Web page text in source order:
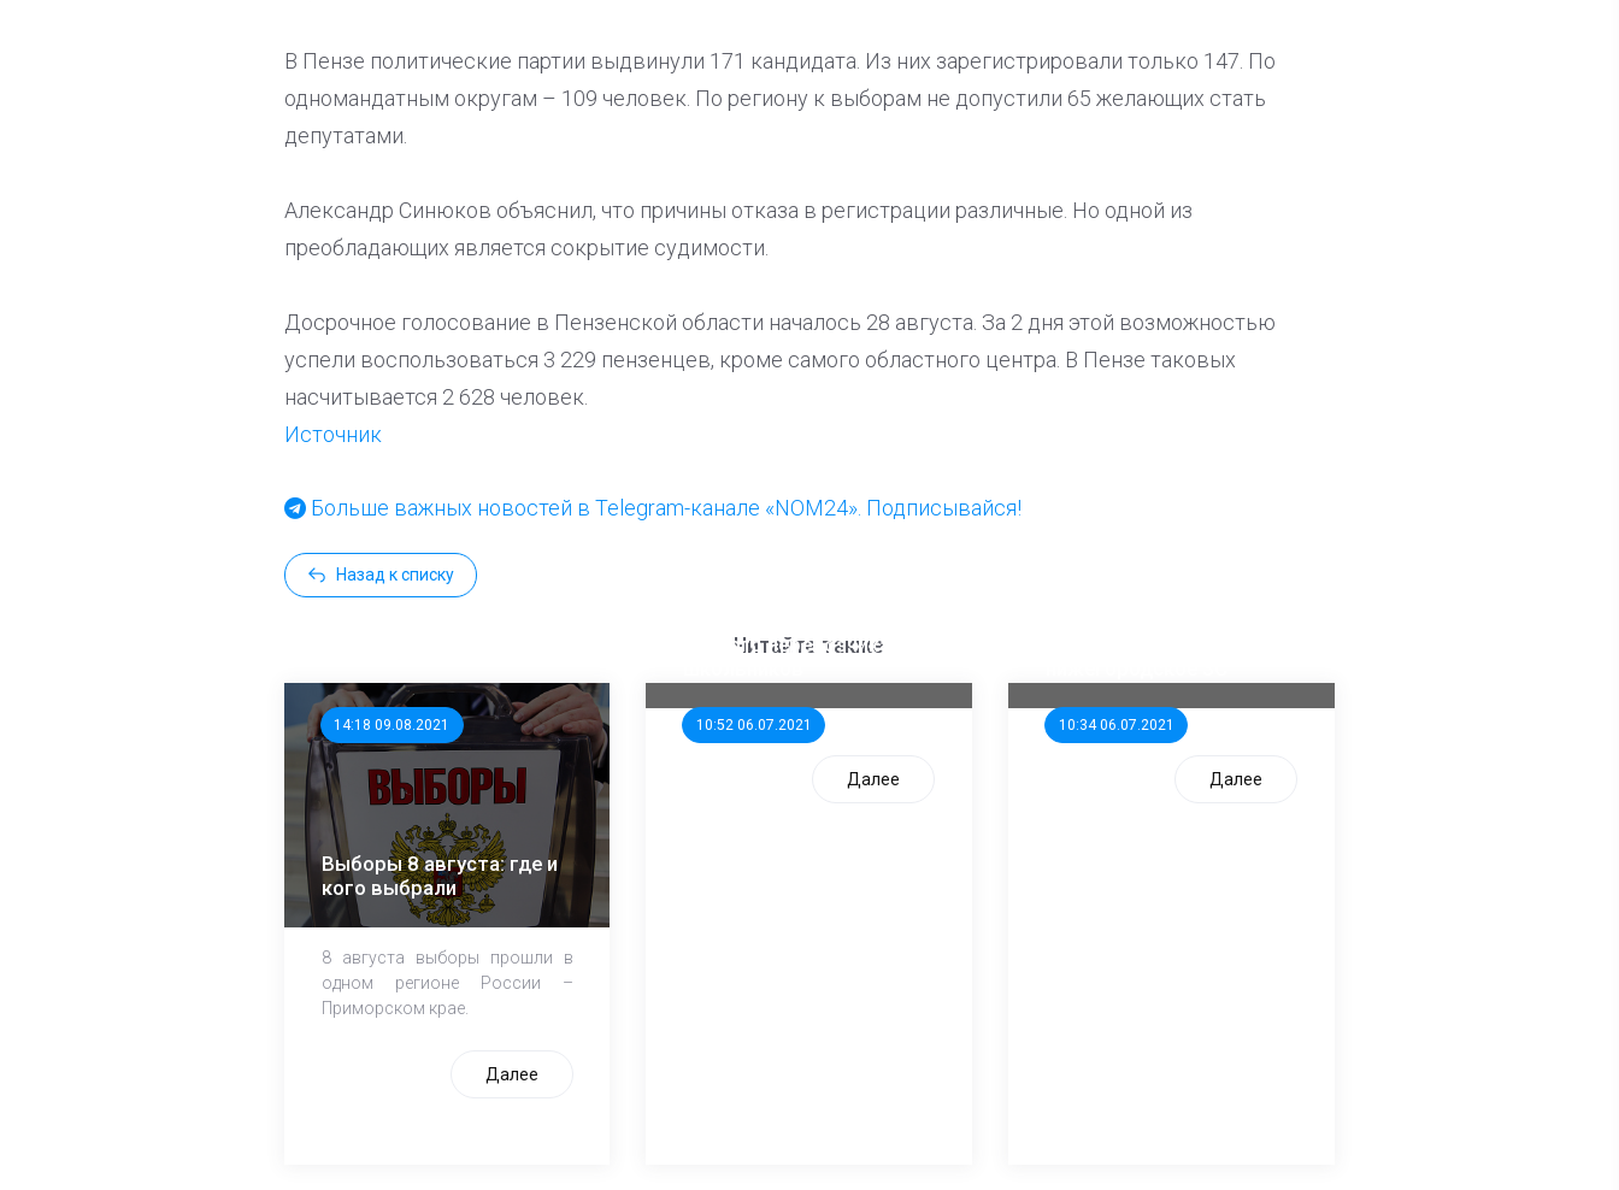
В Пензе политические партии выдвинули 171 кандидата. Из них зарегистрировали только 147. По
одномандатным округам – 109 человек. По региону к выборам не допустили 65 желающих стать
депутатами.
Александр Синюков объяснил, что причины отказа в регистрации различные. Но одной из
преобладающих является сокрытие судимости.
Досрочное голосование в Пензенской области началось 28 августа. За 2 дня этой возможностью
успели воспользоваться 3 229 пензенцев, кроме самого областного центра. В Пензе таковых
насчитывается 2 628 человек.
Источник
Больше важных новостей в Telegram-канале «NOM24». Подписывайся!
Назад к списку
Читайте также
14:18 09.08.2021
Выборы 8 августа: где и
кого выбрали
8 августа выборы прошли в
одном регионе России –
Приморском крае.
Далее
10:52 06.07.2021
единого перевозчика для
Далее
10:34 06.07.2021
Далее